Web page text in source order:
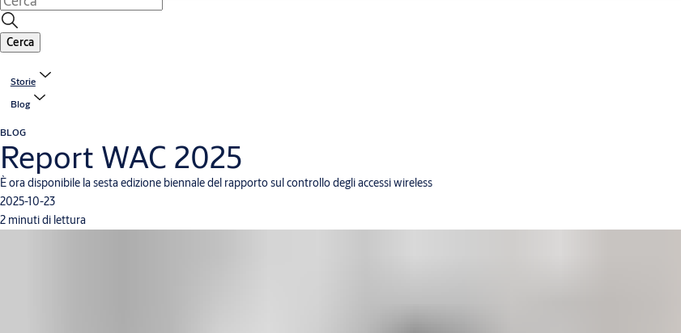
Cerca
Storie
Blog
BLOG
Report WAC 2025
È ora disponibile la sesta edizione biennale del rapporto sul controllo degli accessi wireless
2025-10-23
2 minuti di lettura